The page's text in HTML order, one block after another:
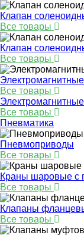
Клапан
Все товары
Клапан
Все товары
Все товары
Все товары
Пневматика
Пневмоприводы
Все товары
Краны шаровые с
Все товары
Клапаны
Все товары